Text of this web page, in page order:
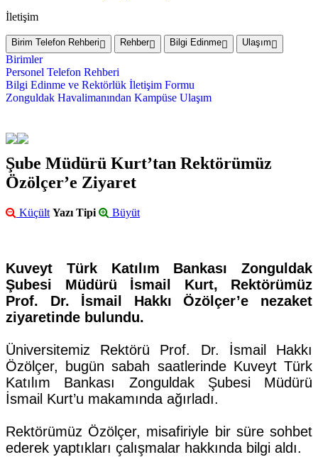
İletişim
Birim Telefon Rehberi Rehber Bilgi Edinme Ulaşım
Birimler
Personel Telefon Rehberi
Bilgi Edinme ve Rektörlük İletişim Formu
Zonguldak Havalimanından Kampüse Ulaşım
Şube Müdürü Kurt’tan Rektörümüz
Özölçer’e Ziyaret
Küçült Yazı Tipi Büyüt
Kuveyt Türk Katılım Bankası Zonguldak
Şubesi Müdürü İsmail Kurt, Rektörümüz
Prof. Dr. İsmail Hakkı Özölçer’e nezaket
ziyaretinde bulundu.
Üniversitemiz Rektörü Prof. Dr. İsmail Hakkı
Özölçer, bugün sabah saatlerinde Kuveyt Türk
Katılım Bankası Zonguldak Şubesi Müdürü
İsmail Kurt’u makamında ağırladı.
Rektörümüz Özölçer, misafiriyle bir süre sohbet
ederek yaptıkları çalışmalar hakkında bilgi aldı.